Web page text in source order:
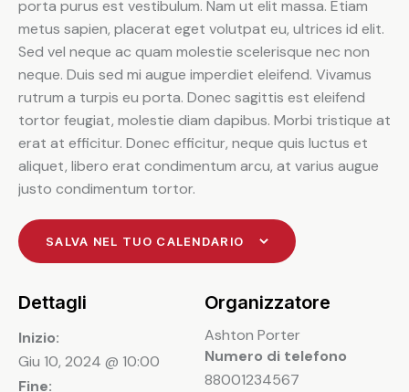
porta purus est vestibulum. Nam ut elit massa. Etiam
metus sapien, placerat eget volutpat eu, ultrices id elit.
Sed vel neque ac quam molestie scelerisque nec non
neque. Duis sed mi augue imperdiet eleifend. Vivamus
rutrum a turpis eu porta. Donec sagittis est eleifend
tortor feugiat, molestie diam dapibus. Morbi tristique at
erat at efficitur. Donec efficitur, neque quis luctus et
aliquet, libero erat condimentum arcu, at varius augue
justo condimentum tortor.
SALVA NEL TUO CALENDARIO
Dettagli
Inizio:
Giu 10, 2024 @ 10:00
Fine:
Organizzatore
Ashton Porter
Numero di telefono
88001234567